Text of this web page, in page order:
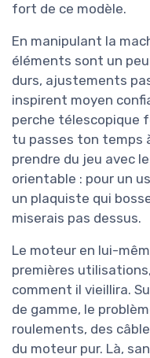
fort de ce modèle.
En manipulant la
éléments sont un
durs, ajustements
inspirent moyen
perche télescopique
tu passes ton temps
prendre du jeu avec
orientable : pour un
un plaquiste qui
miserais pas dessus.
Le moteur en lui-
premières
comment il vieillira.
de gamme, le
roulements, des
du moteur pur. Là,